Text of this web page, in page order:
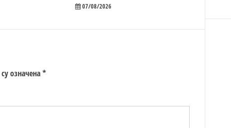
07/08/2026
означена*